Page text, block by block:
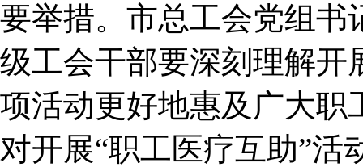
要举措。市总工会党组书
级工会干部要深刻理解开
项活动更好地惠及广大职
对开展“职工医疗互助”